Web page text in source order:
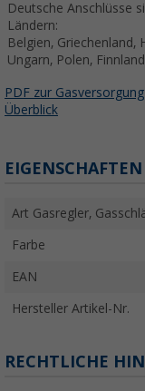
Deutsche Anschlüsse
Belgien, Griechenland,
Ungarn, Polen,
PDF zur
Überblick
EIGENSCHAFTEN
Art Gasregler,
Farbe
EAN
Hersteller Artikel-Nr.
RECHTLICHE